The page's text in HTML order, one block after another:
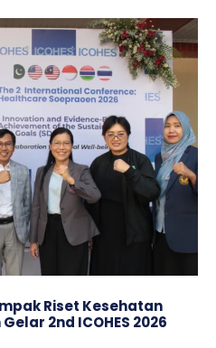
Riset Kesehatan
2nd ICOHES 2026